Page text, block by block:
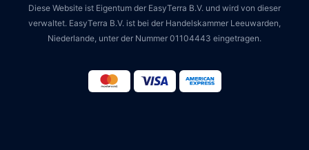
Diese Website ist Eigentum der EasyTerra B.V. und wird von dieser
verwaltet. EasyTerra B.V. ist bei der Handelskammer Leeuwarden,
Niederlande, unter der Nummer 01104443 eingetragen.